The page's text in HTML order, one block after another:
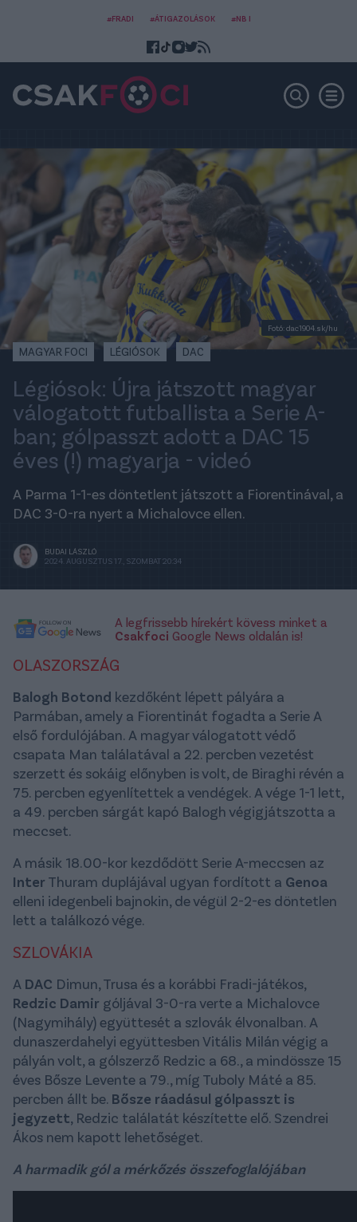
#FRADI #ÁTIGAZOLÁSOK #NB I
Fotó: dac1904.sk/hu
MAGYAR FOCI LÉGIÓSOK DAC
Légiósok: Újra játszott magyar
válogatott futballista a Serie A-
ban; gólpasszt adott a DAC 15
éves (!) magyarja - videó
A Parma 1-1-es döntetlent játszott a Fiorentinával, a
DAC 3-0-ra nyert a Michalovce ellen.
BUDAI LÁSZLÓ
2024. AUGUSZTUS 17., SZOMBAT 20:34
A legfrissebb hírekért kövess minket a
Csakfoci Google News oldalán is!
OLASZORSZÁG
Balogh Botond kezdőként lépett pályára a
Parmában, amely a Fiorentinát fogadta a Serie A
első fordulójában. A magyar válogatott védő
csapata Man találatával a 22. percben vezetést
szerzett és sokáig előnyben is volt, de Biraghi révén a
75. percben egyenlítettek a vendégek. A vége 1-1 lett,
a 49. percben sárgát kapó Balogh végigjátszotta a
meccset.
A másik 18.00-kor kezdődött Serie A-meccsen az
Inter Thuram duplájával ugyan fordított a Genoa
elleni idegenbeli bajnokin, de végül 2-2-es döntetlen
lett a találkozó vége.
SZLOVÁKIA
A DAC Dimun, Trusa és a korábbi Fradi-játékos,
Redzic Damir góljával 3-0-ra verte a Michalovce
(Nagymihály) együttesét a szlovák élvonalban. A
dunaszerdahelyi együttesben Vitális Milán végig a
pályán volt, a gólszerző Redzic a 68., a mindössze 15
éves Bősze Levente a 79., míg Tuboly Máté a 85.
percben állt be. Bősze ráadásul gólpasszt is
jegyzett, Redzic találatát készítette elő. Szendrei
Ákos nem kapott lehetőséget.
A harmadik gól a mérkőzés összefoglalójában